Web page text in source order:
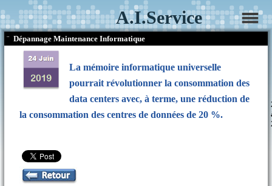
A.I.Service
¨ Dépannage Maintenance Informatique
La mémoire informatique universelle
pourrait révolutionner la consommation des
data centers avec, à terme, une réduction de
la consommation des centres de données de 20 %.